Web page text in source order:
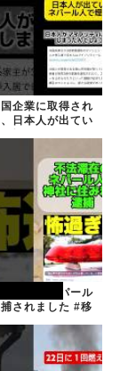
国企業に取得され
日本人が出てい
ていたネパール
されました #移